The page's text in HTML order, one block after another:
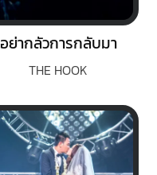
อย่ากลัวการกลับมา
THE HOOK